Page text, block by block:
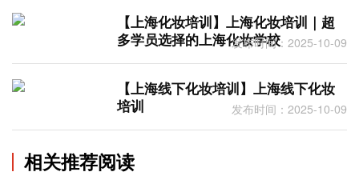
【上海化妆培训】上海化妆培训｜超
多学员选择的上海化妆学校发布时间：2025-10-09
【上海线下化妆培训】上海线下化妆
培训
发布时间：2025-10-09
相关推荐阅读